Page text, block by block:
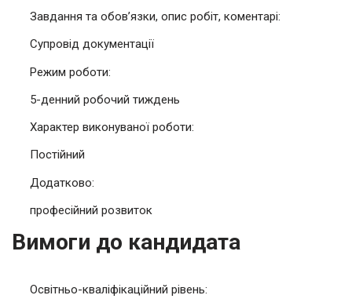
Завдання та обов’язки, опис робіт, коментарі:
Супровід документації
Режим роботи:
5-денний робочий тиждень
Характер виконуваної роботи:
Постійний
Додатково:
професійний розвиток
Вимоги до кандидата
Освітньо-кваліфікаційний рівень: